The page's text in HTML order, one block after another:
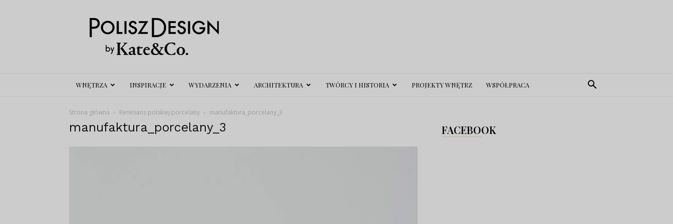
Polisz
Design
WNĘTRZA INSPIRACJE WYDARZENIA ARCHITEKTURA TWÓRCY I HISTORIA PROJEKTY WNĘTRZ WSPÓŁPRACA
Strona główna Renesans polskiej porcelany manufaktura_porcelany_3
manufaktura_porcelany_3 FACEBOOK